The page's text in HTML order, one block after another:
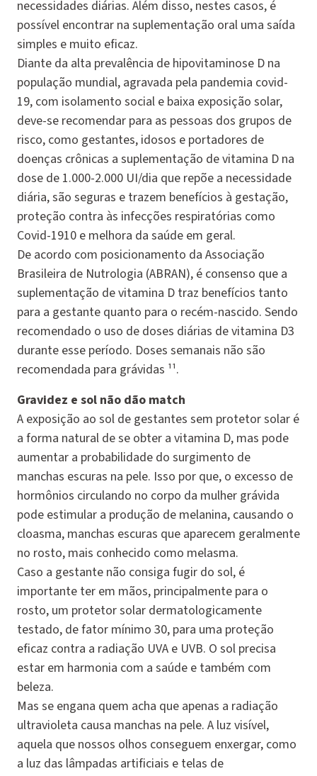
necessidades diárias. Além disso, nestes casos, é
possível encontrar na suplementação oral uma saída
simples e muito eficaz.
Diante da alta prevalência de hipovitaminose D na
população mundial, agravada pela pandemia covid-
19, com isolamento social e baixa exposição solar,
deve-se recomendar para as pessoas dos grupos de
risco, como gestantes, idosos e portadores de
doenças crônicas a suplementação de vitamina D na
dose de 1.000-2.000 UI/dia que repõe a necessidade
diária, são seguras e trazem benefícios à gestação,
proteção contra às infecções respiratórias como
Covid-1910 e melhora da saúde em geral.
De acordo com posicionamento da Associação
Brasileira de Nutrologia (ABRAN), é consenso que a
suplementação de vitamina D traz benefícios tanto
para a gestante quanto para o recém-nascido. Sendo
recomendado o uso de doses diárias de vitamina D3
durante esse período. Doses semanais não são
recomendada para grávidas ¹¹.
Gravidez e sol não dão match
A exposição ao sol de gestantes sem protetor solar é
a forma natural de se obter a vitamina D, mas pode
aumentar a probabilidade do surgimento de
manchas escuras na pele. Isso por que, o excesso de
hormônios circulando no corpo da mulher grávida
pode estimular a produção de melanina, causando o
cloasma, manchas escuras que aparecem geralmente
no rosto, mais conhecido como melasma.
Caso a gestante não consiga fugir do sol, é
importante ter em mãos, principalmente para o
rosto, um protetor solar dermatologicamente
testado, de fator mínimo 30, para uma proteção
eficaz contra a radiação UVA e UVB. O sol precisa
estar em harmonia com a saúde e também com
beleza.
Mas se engana quem acha que apenas a radiação
ultravioleta causa manchas na pele. A luz visível,
aquela que nossos olhos conseguem enxergar, como
a luz das lâmpadas artificiais e telas de